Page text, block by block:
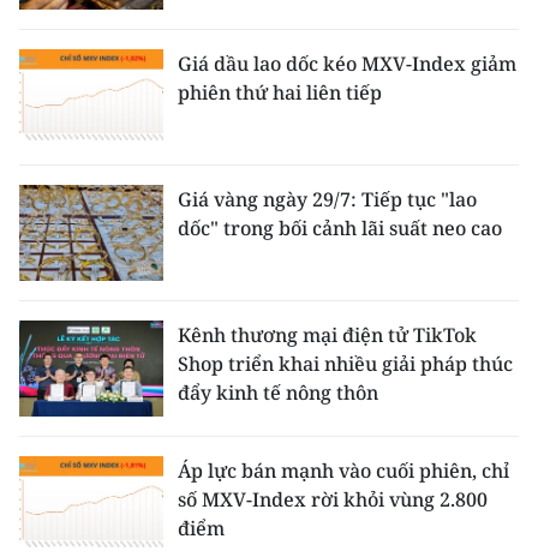
Giá dầu lao dốc kéo MXV-Index giảm
phiên thứ hai liên tiếp
Giá vàng ngày 29/7: Tiếp tục "lao
dốc" trong bối cảnh lãi suất neo cao
Kênh thương mại điện tử TikTok
Shop triển khai nhiều giải pháp thúc
đẩy kinh tế nông thôn
Áp lực bán mạnh vào cuối phiên, chỉ
số MXV-Index rời khỏi vùng 2.800
điểm